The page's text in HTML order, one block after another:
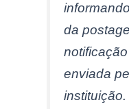
da
enviada
instituição.